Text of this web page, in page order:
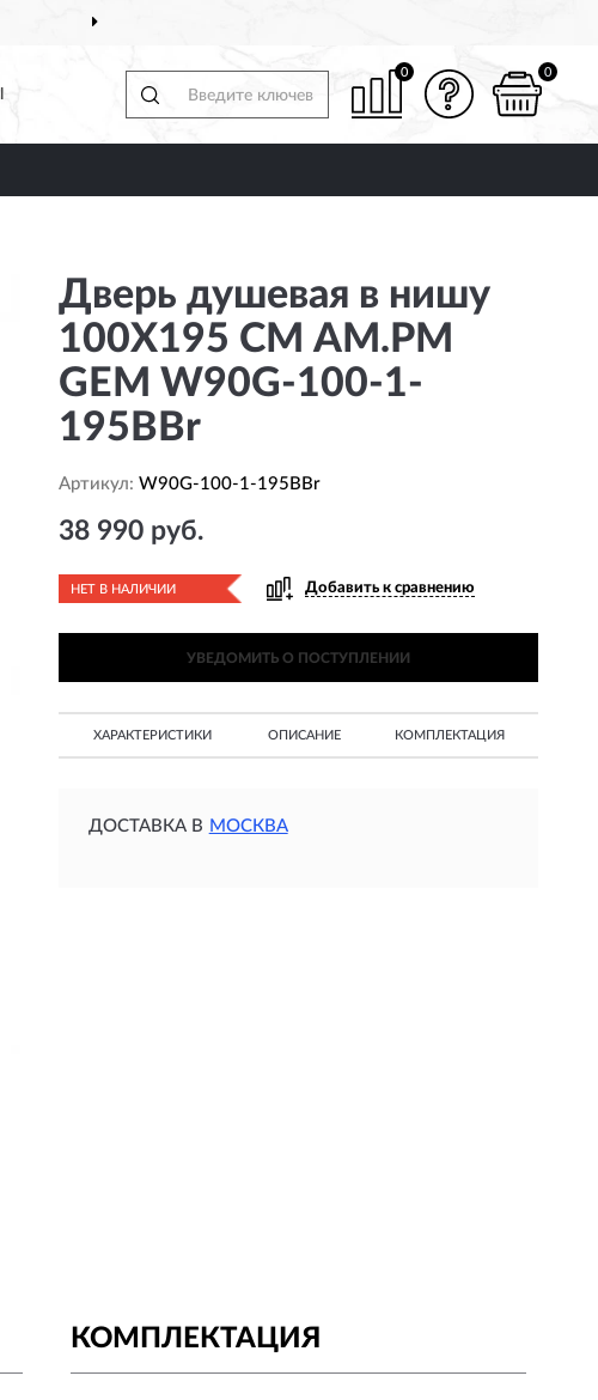
0 0
Дверь душевая в нишу
100X195 СМ AM.PM
GEM W90G-100-1-
195BBr
Артикул: W90G-100-1-195BBr
38 990 руб.
НЕТ В НАЛИЧИИ Добавить к сравнению
УВЕДОМИТЬ О ПОСТУПЛЕНИИ
ХАРАКТЕРИСТИКИ ОПИСАНИЕ КОМПЛЕКТАЦИЯ
ДОСТАВКА В МОСКВА
КОМПЛЕКТАЦИЯ